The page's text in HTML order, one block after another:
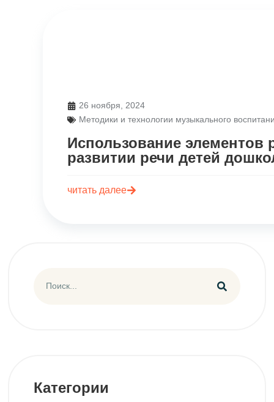
26 ноября, 2024
Методики и технологии музыкального
Использование элементов
развитии речи детей
читать далее
Категории